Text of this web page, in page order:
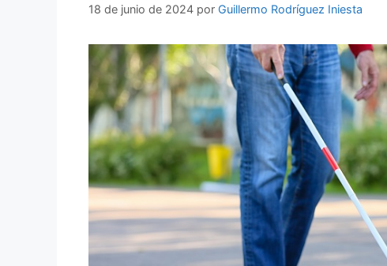
18 de junio de 2024 por Guillermo Rodríguez Iniesta